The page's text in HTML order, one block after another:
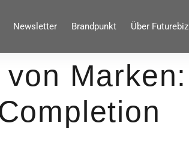
Newsletter Brandpunkt Über Futurebiz
Marken: